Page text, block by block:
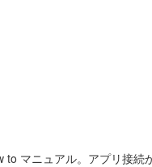
マニュアル。アプリ接続